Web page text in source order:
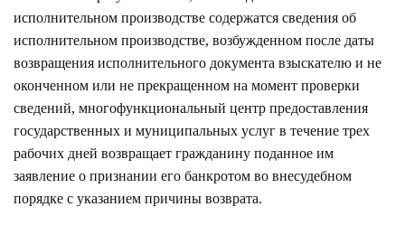
исполнительном производстве содержатся сведения об
исполнительном производстве, возбужденном после даты
возвращения исполнительного документа взыскателю и не
оконченном или не прекращенном на момент проверки
сведений, многофункциональный центр предоставления
государственных и муниципальных услуг в течение трех
рабочих дней возвращает гражданину поданное им
заявление о признании его банкротом во внесудебном
порядке с указанием причины возврата.